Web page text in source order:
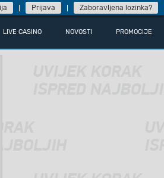
Prijava Zaboravljena lozinka?
LIVE CASINO NOVOSTI PROMOCIJE